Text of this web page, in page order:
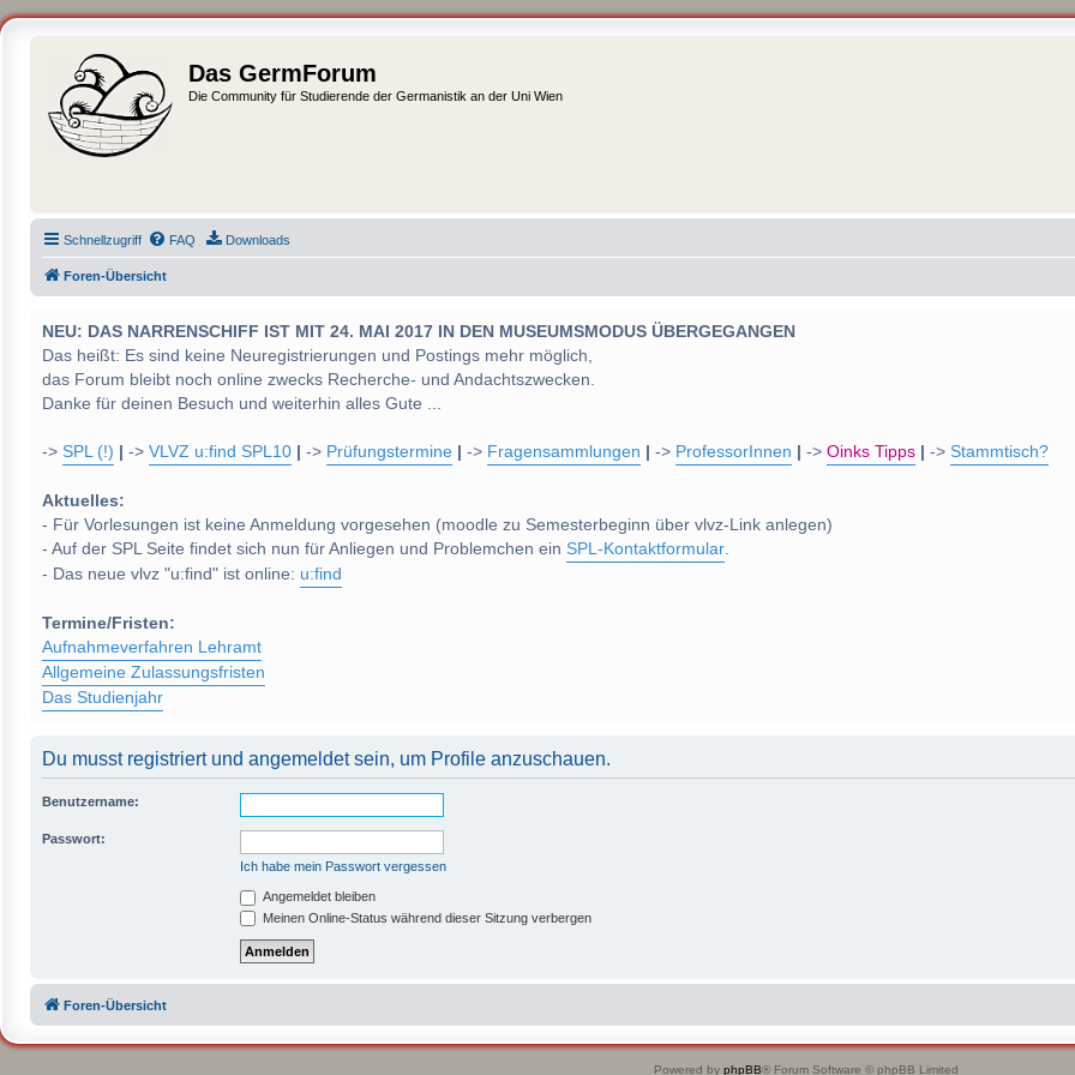
Das GermForum
Die Community für Studierende der Germanistik an der Uni Wien
Schnellzugriff FAQ Downloads
Foren-Übersicht
NEU: DAS NARRENSCHIFF IST MIT 24. MAI 2017 IN DEN MUSEUMSMODUS ÜBERGEGANGEN
Das heißt: Es sind keine Neuregistrierungen und Postings mehr möglich,
das Forum bleibt noch online zwecks Recherche- und Andachtszwecken.
Danke für deinen Besuch und weiterhin alles Gute ...
-> SPL (!) -> VLVZ u:find SPL10 -> Prüfungstermine -> Fragensammlungen -> ProfessorInnen -> Oinks Tipps -> Stammtisch?
Aktuelles:
- Für Vorlesungen ist keine Anmeldung vorgesehen (moodle zu Semesterbeginn über vlvz-Link anlegen)
- Auf der SPL Seite findet sich nun für Anliegen und Problemchen ein SPL-Kontaktformular.
- Das neue vlvz "u:find" ist online: u:find
Termine/Fristen:
Aufnahmeverfahren Lehramt
Allgemeine Zulassungsfristen
Das Studienjahr
Du musst registriert und angemeldet sein, um Profile anzuschauen.
Benutzername:
Passwort:
Ich habe mein Passwort vergessen
Angemeldet bleiben
Meinen Online-Status während dieser Sitzung verbergen
Foren-Übersicht
Powered by phpBB® Forum Software © phpBB Limited